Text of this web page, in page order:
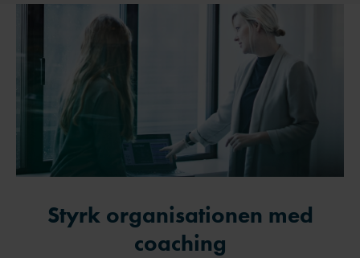
Styrk organisationen med
coaching